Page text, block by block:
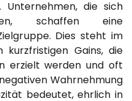
Unternehmen, die sich
schaffen eine
Dies steht im
kurzfristigen Gains, die
erzielt werden und oft
Wahrnehmung
bedeutet, ehrlich in